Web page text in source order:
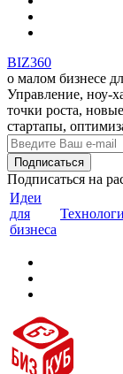
BIZ360
о малом бизнесе
Управление, ноу-
точки роста,
стартапы,
Подписаться на
Идеи
для
бизнеса